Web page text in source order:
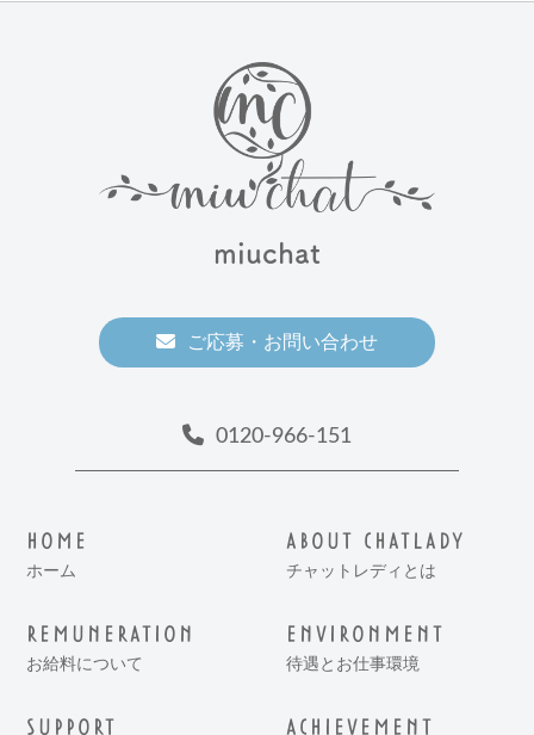
miuchat
ご応募・お問い合わせ
0120-966-151
HOME
ホーム
ABOUT CHATLADY
チャットレディとは
REMUNERATION
お給料について
ENVIRONMENT
待遇とお仕事環境
SUPPORT ACHIEVEMENT